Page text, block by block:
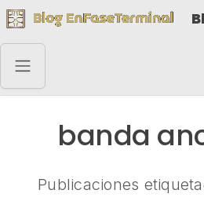
banda
Publicaciones